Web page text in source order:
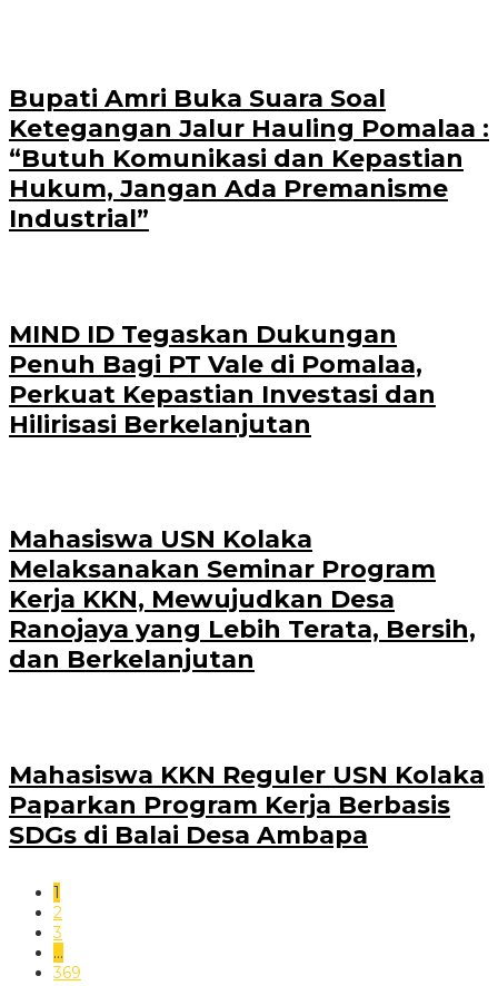
Bupati Amri Buka Suara Soal
Ketegangan Jalur Hauling Pomalaa :
“Butuh Komunikasi dan Kepastian
Hukum, Jangan Ada Premanisme
Industrial”
MIND ID Tegaskan Dukungan
Penuh Bagi PT Vale di Pomalaa,
Perkuat Kepastian Investasi dan
Hilirisasi Berkelanjutan
Mahasiswa USN Kolaka
Melaksanakan Seminar Program
Kerja KKN, Mewujudkan Desa
Ranojaya yang Lebih Terata, Bersih,
dan Berkelanjutan
Mahasiswa KKN Reguler USN Kolaka
Paparkan Program Kerja Berbasis
SDGs di Balai Desa Ambapa
1
2
3
…
369